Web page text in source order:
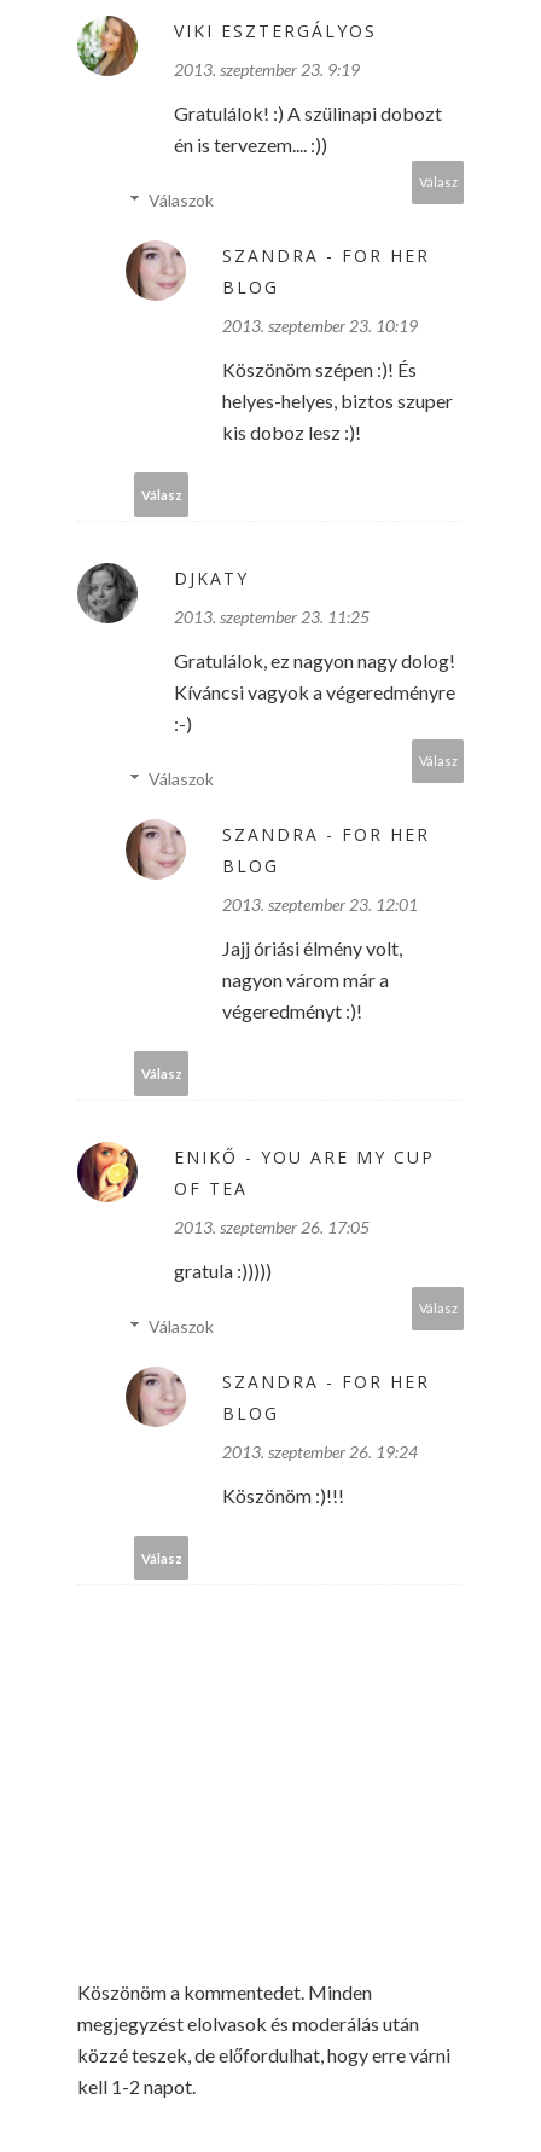
VIKI ESZTERGÁLYOS
2013. szeptember 23. 9:19
Gratulálok! :) A szülinapi dobozt
én is tervezem.... :))
Válasz
Válaszok
SZANDRA - FOR HER
BLOG
2013. szeptember 23. 10:19
Köszönöm szépen :)! És
helyes-helyes, biztos szuper
kis doboz lesz :)!
Válasz
DJKATY
2013. szeptember 23. 11:25
Gratulálok, ez nagyon nagy dolog!
Kíváncsi vagyok a végeredményre
:-)
Válasz
Válaszok
SZANDRA - FOR HER
BLOG
2013. szeptember 23. 12:01
Jajj óriási élmény volt,
nagyon várom már a
végeredményt :)!
Válasz
ENIKŐ - YOU ARE MY CUP
OF TEA
2013. szeptember 26. 17:05
gratula :)))))
Válasz
Válaszok
SZANDRA - FOR HER
BLOG
2013. szeptember 26. 19:24
Köszönöm :)!!!
Válasz
Köszönöm a kommentedet. Minden
megjegyzést elolvasok és moderálás után
közzé teszek, de előfordulhat, hogy erre várni
kell 1-2 napot.